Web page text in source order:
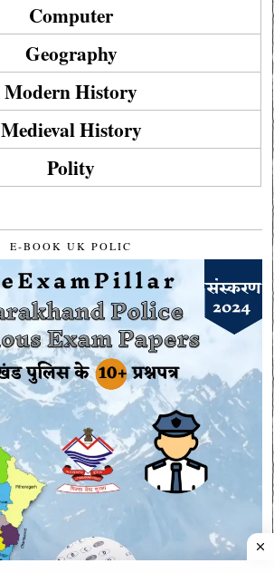
Computer
Geography
Modern History
Medieval History
Polity
E-BOOK UK POLIC